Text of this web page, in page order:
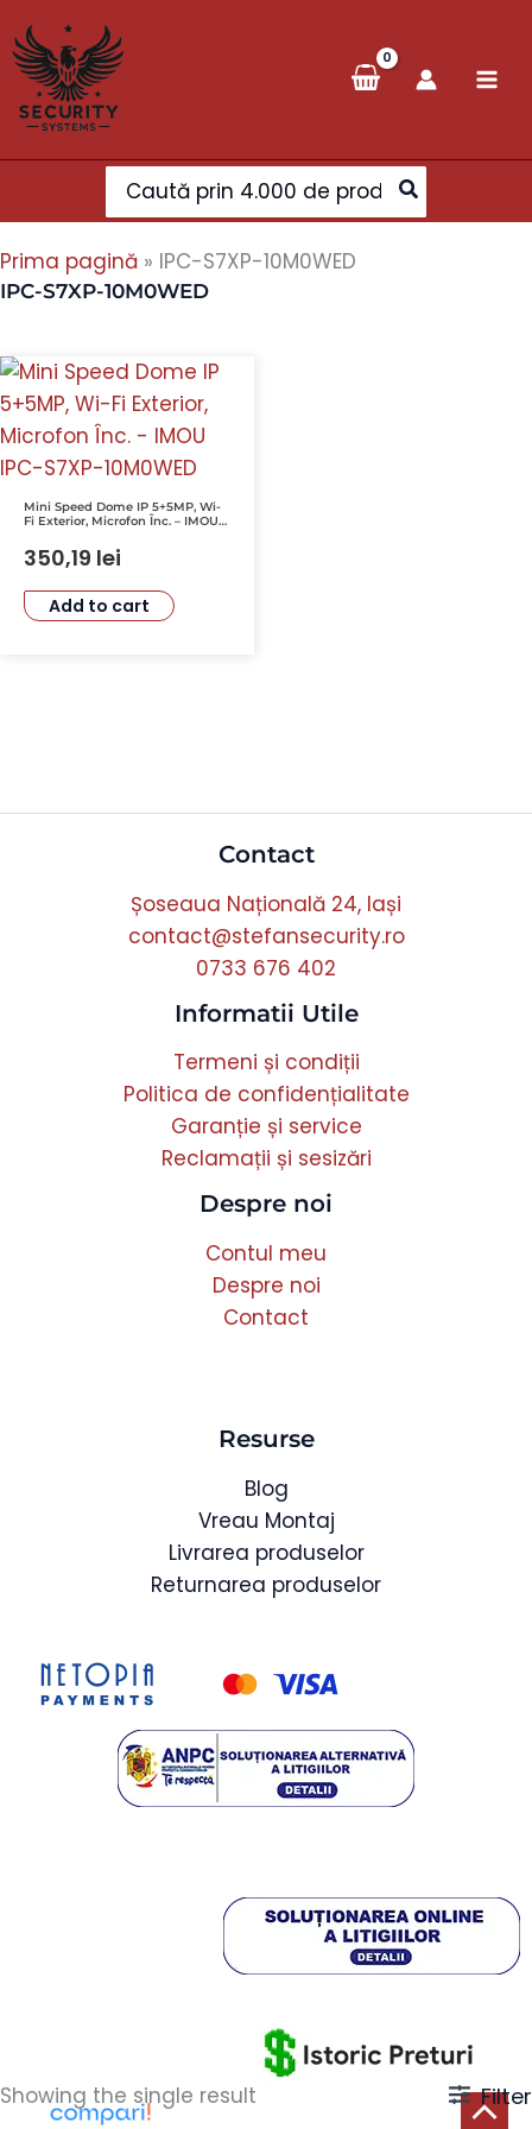
to
content
Search
for:
Prima pagină » IPC-S7XP-10M0WED
IPC-S7XP-10M0WED
Showing the single result Filter
Mini Speed Dome IP 5+5MP, Wi-
Fi Exterior, Microfon Înc. – IMOU
350,19 lei
Add to cart
Contact
Șoseaua Națională 24, Iași
contact@stefansecurity.ro
0733 676 402
Informatii Utile
Termeni și condiții
Politica de confidențialitate
Garanție și service
Reclamații și sesizări
Despre noi
Contul meu
Despre noi
Contact
Resurse
Blog
Vreau Montaj
Livrarea produselor
Returnarea produselor
Scroll